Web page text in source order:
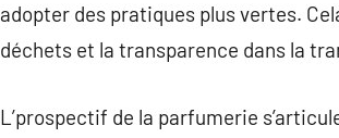
adopter des pratiques plus vertes.
déchets et la transparence dans la
L’prospectif de la parfumerie